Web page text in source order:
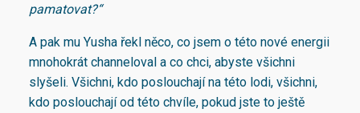
pamatovat?“
A pak mu Yusha řekl něco, co jsem o této nové energii
mnohokrát channeloval a co chci, abyste všichni
slyšeli. Všichni, kdo poslouchají na této lodi, všichni,
kdo poslouchají od této chvíle, pokud jste to ještě